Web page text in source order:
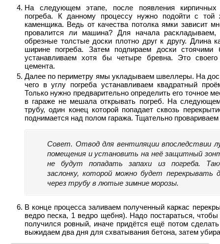
На следующем этапе, после появления кирпичных
погреба. К данному процессу нужно подойти с той
каменщика. Ведь от качества потолка ямки зависит
провалится ли машина? Для начала
обрезные толстые доски плотно друг к другу. Длина
ширине погреба. Затем подпираем доски стоячими
устанавливаем хотя бы четыре бревна. Это
цемента.
Далее по периметру ямы укладываем швеллеры. На
чего в углу погреба устанавливаем квадратный
Только нужно предварительно определить его точное
в гараже не мешала открывать погреб. На
трубу, один конец которой попадает сквозь
поднимается над полом гаража. Тщательно
Совет. Отвод для вентиляции впоследствии
помещения и установить на неё защитный
не будут попадать запахи из погреба.
заслонку, которой можно будет перекрывать
через трубу в лютые зимние морозы.
В конце процесса заливаем полученный каркас
ведро песка, 1 ведро щебня). Надо постараться,
получился ровный, иначе придётся ещё потом
выжидаем два дня для схватывания бетона, затем